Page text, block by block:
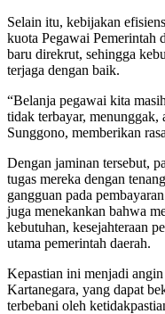
Selain itu, kebijakan
kuota Pegawai Pemerintah
baru direkrut, sehingga
terjaga dengan baik.
“Belanja pegawai kita
tidak terbayar, menunggak,
Sunggono, memberikan
Dengan jaminan tersebut,
tugas mereka dengan
gangguan pada
juga menekankan bahwa
kebutuhan, kesejahteraan
utama pemerintah daerah.
Kepastian ini menjadi
Kartanegara, yang dapat
terbebani oleh